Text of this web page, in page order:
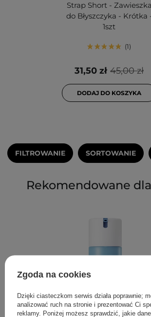
Strap Short - Zawieszka
do Błyszczyka - Krótka
1szt
1
45,00 zł
31,50 zł
DODAJ DO KOSZYKA
FILTROWANIE SORTOWANIE
Rekomendowane
Zgoda na cookies
Dzięki ciasteczkom serwis działa poprawnie;
analizować ruch na stronie i prezentować Ci
reklamy. Poniżej możesz sprawdzić, jakie